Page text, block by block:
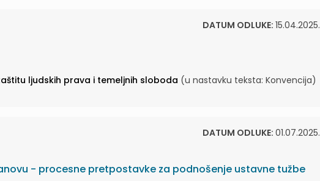
DATUM ODLUKE: 15.04.2025.
ljudskih prava i temeljnih sloboda (u nastavku teksta: Konvencija)
DATUM ODLUKE: 01.07.2025.
- procesne pretpostavke za podnošenje ustavne tužbe